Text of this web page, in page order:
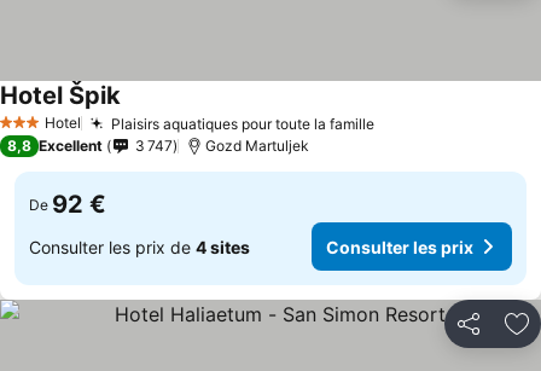
3 ÉtoilesHotel Plaisirs aquatiques pour toute la familleConsulter les prix
Hotel ŠpikConsulter les prix
8,8 Excellent 3 747 Gozd Martuljek
De 92 €
Consulter les prix de 4 sites Consulter les prix
Partager